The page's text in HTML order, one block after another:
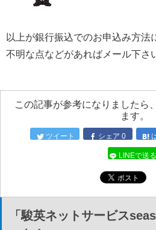
以上が銀行振込でのお申込み方法
不明な点などがあればメール下さ
この記事が参考になりましたら
ます。
ツイート シェア 0
LINEで送る
「駿英ネットサービス